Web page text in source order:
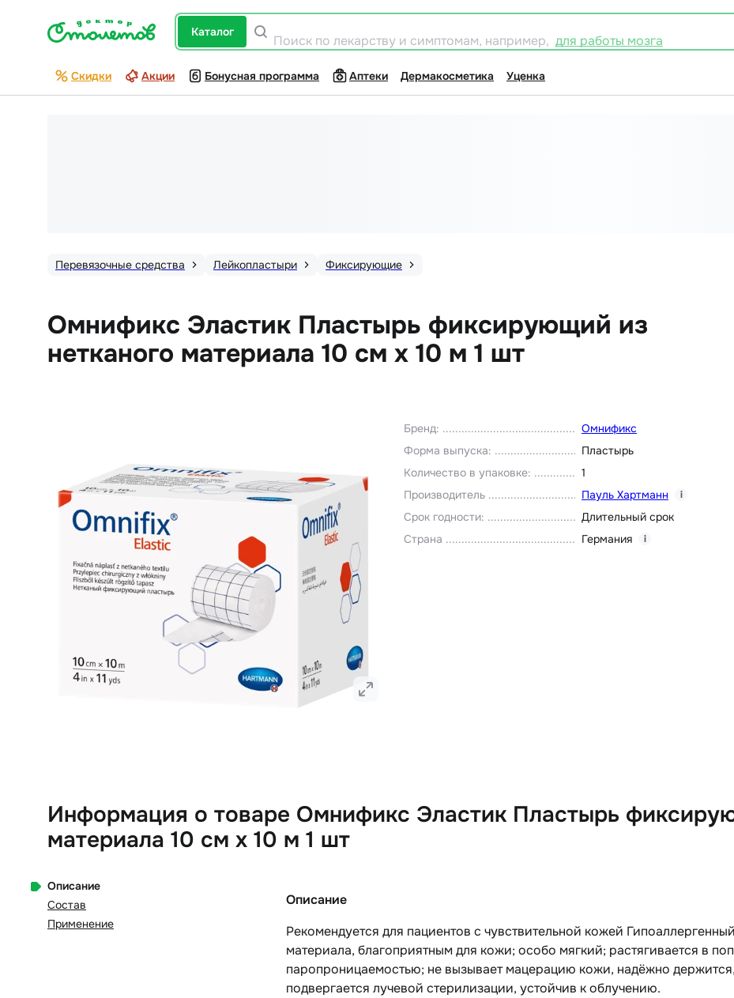
каталог
Поиск по лекарству и симптомам, например, для работы мозга
Скидки Акции Бонусная программа Аптеки Дермакосметика Уценка
Перевязочные средства Лейкопластыри Фиксирующие
Омнификс Эластик Пластырь фиксирующий из
нетканого материала 10 см х 10 м 1 шт
Бренд:
Омнификс
Форма выпуска:
Пластырь
Количество в упаковке:
1
Производитель
Пауль Хартманн i
Срок годности:
Длительный срок
Страна
Германия i
Информация о товаре Омнификс Эластик Пластырь
материала 10 см х 10 м 1 шт
Описание
Состав
Применение
Описание
Рекомендуется для пациентов с чувствительной кожей
материала, благоприятным для кожи; особо мягкий; растягивается в
паропроницаемостью; не вызывает мацерацию кожи, надёжно держится,
подвергается лучевой стерилизации, устойчив к облучению.